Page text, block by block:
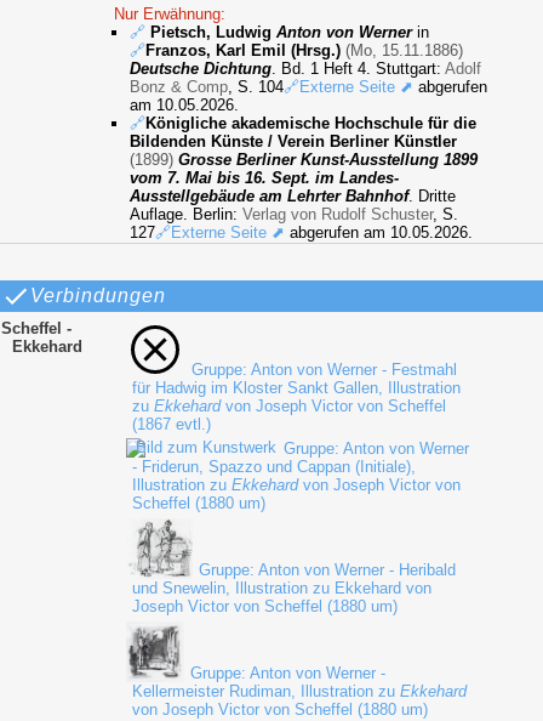
Nur Erwähnung:
🔗 Pietsch, LudwigAnton von Wernerin
🔗Franzos, Karl Emil (Hrsg.) (Mo, 15.11.1886)
Deutsche Dichtung. Bd. 1 Heft 4. Stuttgart:Adolf
Bonz & Comp, S. 104🔗Externe Seite ⬈ abgerufen
am 10.05.2026.
🔗Königliche akademische Hochschule für die
Bildenden Künste / Verein Berliner Künstler
(1899) Grosse Berliner Kunst-Ausstellung 1899
vom 7. Mai bis 16. Sept. im Landes-
Ausstellgebäude am Lehrter Bahnhof. Dritte
Auflage. Berlin:Verlag von Rudolf Schuster, S.
127🔗Externe Seite ⬈ abgerufen am 10.05.2026.
Verbindungen
Scheffel -
Ekkehard
Gruppe: Anton von Werner - Festmahl
für Hadwig im Kloster Sankt Gallen, Illustration
zu Ekkehardvon Joseph Victor von Scheffel
(1867 evtl.)
Gruppe: Anton von Werner
- Friderun, Spazzo und Cappan (Initiale),
Illustration zu Ekkehardvon Joseph Victor von
Scheffel (1880 um)
Gruppe: Anton von Werner - Heribald
und Snewelin, Illustration zu Ekkehard von
Joseph Victor von Scheffel (1880 um)
Gruppe: Anton von Werner -
Kellermeister Rudiman, Illustration zu Ekkehard
von Joseph Victor von Scheffel (1880 um)